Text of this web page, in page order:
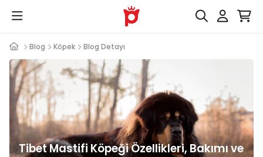
Blog Köpek Blog Detayı
Tibet Mastifi Köpeği Özellikleri, Bakımı ve